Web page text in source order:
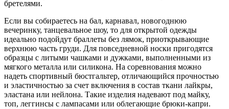
бретелями.
Если вы собираетесь на бал, карнавал, новогоднюю
вечеринку, танцевальное шоу, то для открытой одежды
идеально подойдут браллеты без лямок, приоткрывающие
верхнюю часть груди. Для повседневной носки пригодятся
образцы с литыми чашками и дужками, выполненными из
мягкого металла или силикона. На соревнования можно
надеть спортивный бюстгальтер, отличающийся прочностью
и эластичностью за счет включения в состав ткани лайкры,
эластана или нейлона. Такие изделия надевают под майку,
топ, леггинсы с лампасами или облегающие брюки-капри.